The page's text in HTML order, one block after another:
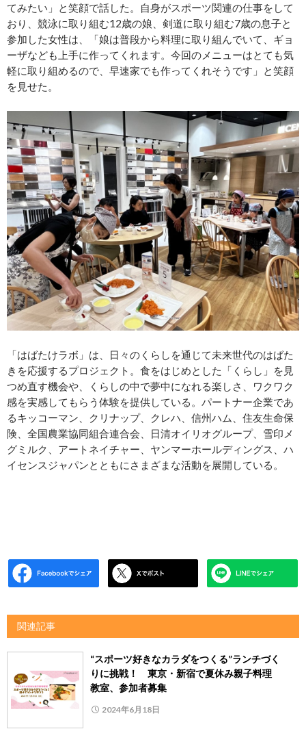
てみたい」と笑顔で話した。自身がスポーツ関連の仕事をして
おり、競泳に取り組む12歳の娘、剣道に取り組む7歳の息子と
参加した女性は、「娘は普段から料理に取り組んでいて、ギョ
ーザなども上手に作ってくれます。今回のメニューはとても気
軽に取り組めるので、早速家でも作ってくれそうです」と笑顔
を見せた。
「はばたけラボ」は、日々のくらしを通じて未来世代のはばた
きを応援するプロジェクト。食をはじめとした「くらし」を見
つめ直す機会や、くらしの中で夢中になれる楽しさ、ワクワク
感を実感してもらう体験を提供している。パートナー企業であ
るキッコーマン、クリナップ、クレハ、信州ハム、住友生命保
険、全国農業協同組合連合会、日清オイリオグループ、雪印メ
グミルク、アートネイチャー、ヤンマーホールディングス、ハ
イセンスジャパンとともにさまざまな活動を展開している。
関連記事
“スポーツ好きなカラダをつくる”ランチづく
りに挑戦！ 東京・新宿で夏休み親子料理
教室、参加者募集
2024年6月18日